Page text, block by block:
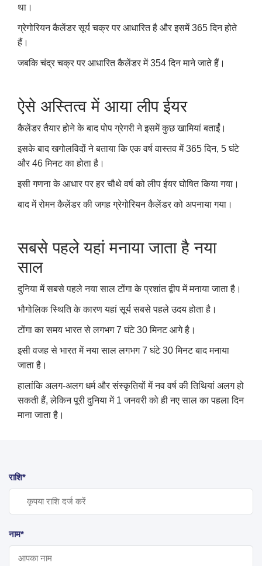
था।
ग्रेगोरियन कैलेंडर सूर्य चक्र पर आधारित है और इसमें 365 दिन होते
हैं।
जबकि चंद्र चक्र पर आधारित कैलेंडर में 354 दिन माने जाते हैं।
ऐसे अस्तित्व में आया लीप ईयर
कैलेंडर तैयार होने के बाद पोप ग्रेगरी ने इसमें कुछ खामियां बताईं।
इसके बाद खगोलविदों ने बताया कि एक वर्ष वास्तव में 365 दिन, 5 घंटे
और 46 मिनट का होता है।
इसी गणना के आधार पर हर चौथे वर्ष को लीप ईयर घोषित किया गया।
बाद में रोमन कैलेंडर की जगह ग्रेगोरियन कैलेंडर को अपनाया गया।
सबसे पहले यहां मनाया जाता है नया
साल
दुनिया में सबसे पहले नया साल टोंगा के प्रशांत द्वीप में मनाया जाता है।
भौगोलिक स्थिति के कारण यहां सूर्य सबसे पहले उदय होता है।
टोंगा का समय भारत से लगभग 7 घंटे 30 मिनट आगे है।
इसी वजह से भारत में नया साल लगभग 7 घंटे 30 मिनट बाद मनाया
जाता है।
हालांकि अलग-अलग धर्म और संस्कृतियों में नव वर्ष की तिथियां अलग हो
सकती हैं, लेकिन पूरी दुनिया में 1 जनवरी को ही नए साल का पहला दिन
माना जाता है।
राशि*
नाम*